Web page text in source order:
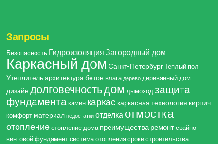
Запросы
Безопасность Гидроизоляция Загородный дом
Каркасный дом Санкт-Петербург Теплый пол
Утеплительархитектурабетон влага дерево деревянный дом
дизайн долговечностьдом дымоход защита
фундамента камин каркас каркасная технология кирпич
комфорт материал недостатки отделка отмостка
отопление отопление дома преимуществаремонт свайно-
винтовой фундамент система отопления сроки строительства